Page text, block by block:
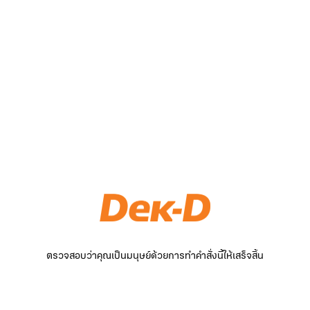
ตรวจสอบว่าคุณเป็นมนุษย์ด้วยการทำคำสั่งนี้ให้เสร็จสิ้น